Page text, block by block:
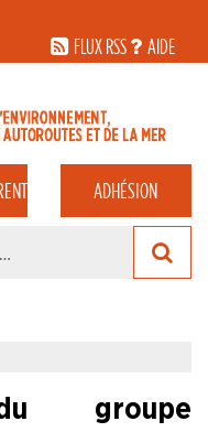
FLUX RSS
AIDE
ADHÉSION
groupe